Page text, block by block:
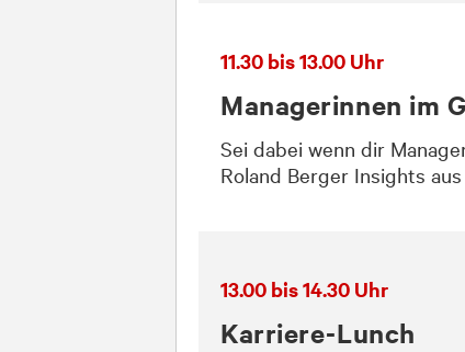
11.30 bis 13.00 Uhr
Managerinnen im
Sei dabei wenn dir
Roland Berger Insights
13.00 bis 14.30 Uhr
Karriere-Lunch